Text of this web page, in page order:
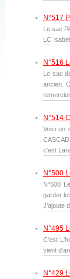
N°517
Le sac
LC
N°516
Le sac
ancien.
N°514
Voici un
c'est
N°500
N°500
garder
J'ajoute
N°495
C'est
vient
N°429